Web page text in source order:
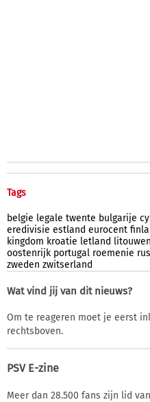
Tags
belgie legale twente bulgarije
eredivisie estland eurocent
kingdom kroatie letland litouwen
oostenrijk portugal roemenie
zweden zwitserland
Wat vind jij van dit nieuws?
Om te reageren moet je eerst
rechtsboven.
PSV E-zine
Meer dan 28.500 fans zijn lid